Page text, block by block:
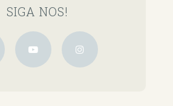
SIGA NOS!